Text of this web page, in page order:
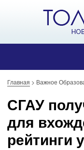
Главная > Важное
СГАУ
для
рейтинги